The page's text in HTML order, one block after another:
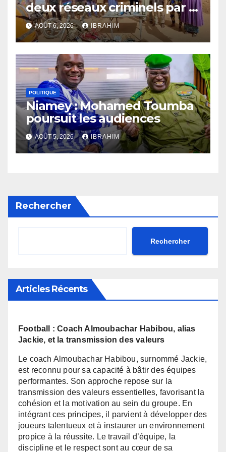
deux réseaux criminels par la
police d’Akokan
AOÛT 6, 2026 IBRAHIM
POLITIQUE
Niamey : Mohamed Toumba
poursuit les audiences
AOÛT 5, 2026 IBRAHIM
Rechercher
Rechercher
Articles Récents
Football : Coach Almoubachar Habibou, alias
Jackie, et la transmission des valeurs
Le coach Almoubachar Habibou, surnommé Jackie,
est reconnu pour sa capacité à bâtir des équipes
performantes. Son approche repose sur la
transmission des valeurs essentielles, favorisant la
cohésion et la motivation au sein du groupe. En
intégrant ces principes, il parvient à développer des
joueurs talentueux et à instaurer un environnement
propice à la réussite. Le travail d’équipe, la
discipline et le respect sont au cœur de sa